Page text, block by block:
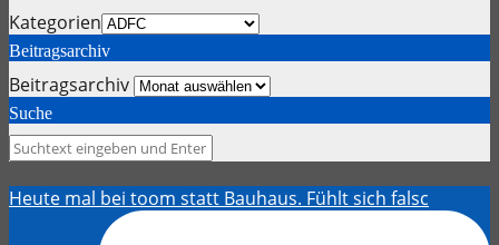
Kategorien
Beitragsarchiv
Beitragsarchiv
Suche
Heute mal bei toom statt Bauhaus. Fühlt sich falsc